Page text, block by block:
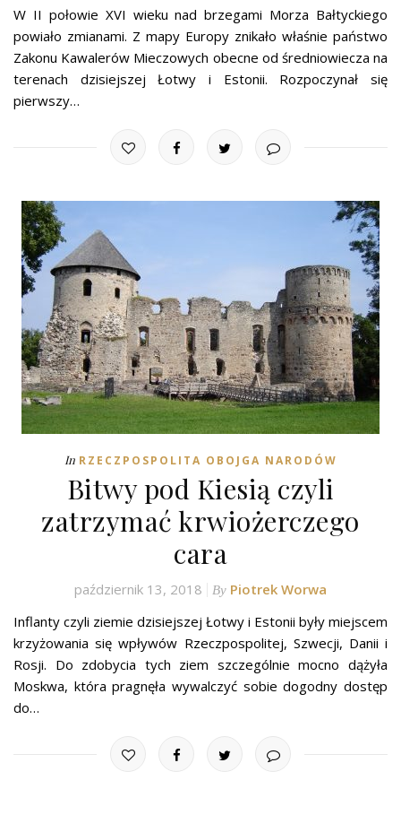
W II połowie XVI wieku nad brzegami Morza Bałtyckiego
powiało zmianami. Z mapy Europy znikało właśnie państwo
Zakonu Kawalerów Mieczowych obecne od średniowiecza na
terenach dzisiejszej Łotwy i Estonii. Rozpoczynał się
pierwszy…
In RZECZPOSPOLITA OBOJGA NARODÓW
Bitwy pod Kiesią czyli
zatrzymać krwiożerczego
cara
październik 13, 2018 By Piotrek Worwa
Inflanty czyli ziemie dzisiejszej Łotwy i Estonii były miejscem
krzyżowania się wpływów Rzeczpospolitej, Szwecji, Danii i
Rosji. Do zdobycia tych ziem szczególnie mocno dążyła
Moskwa, która pragnęła wywalczyć sobie dogodny dostęp
do…